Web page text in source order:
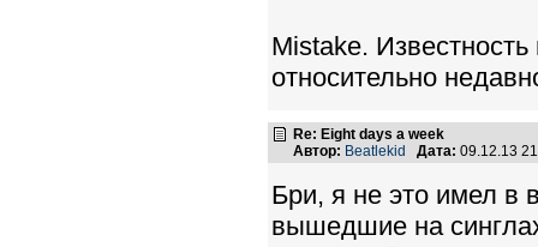
Mistake.
относительно
Re: Eight days a week
Автор: Beatlekid Дата: 09.12.13
Бри, я не это имел в
вышедшие на